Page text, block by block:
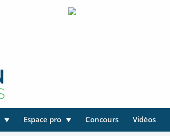
Espace pro Concours Vidéos